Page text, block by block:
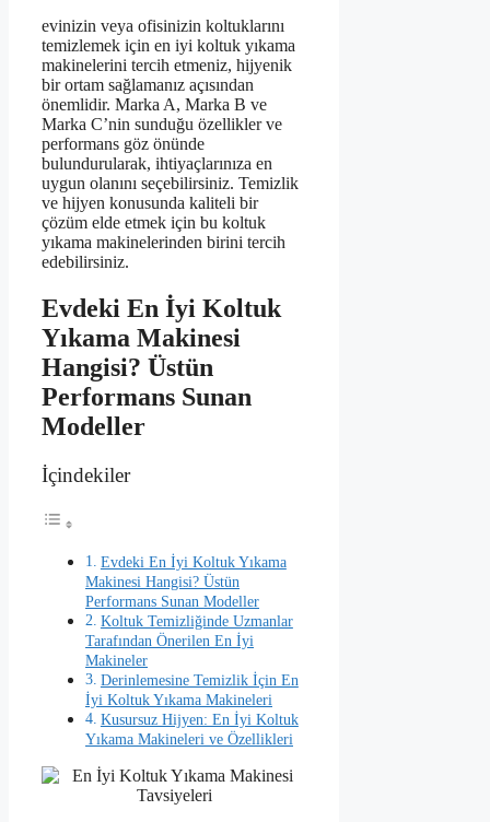
evinizin veya ofisinizin koltuklarını
temizlemek için en iyi koltuk yıkama
makinelerini tercih etmeniz, hijyenik
bir ortam sağlamanız açısından
önemlidir. Marka A, Marka B ve
Marka C’nin sunduğu özellikler ve
performans göz önünde
bulundurularak, ihtiyaçlarınıza en
uygun olanını seçebilirsiniz. Temizlik
ve hijyen konusunda kaliteli bir
çözüm elde etmek için bu koltuk
yıkama makinelerinden birini tercih
edebilirsiniz.
Evdeki En İyi Koltuk
Yıkama Makinesi
Hangisi? Üstün
Performans Sunan
Modeller
İçindekiler
Evdeki En İyi Koltuk Yıkama
Makinesi Hangisi? Üstün
Performans Sunan Modeller
Koltuk Temizliğinde Uzmanlar
Tarafından Önerilen En İyi
Makineler
Derinlemesine Temizlik İçin En
İyi Koltuk Yıkama Makineleri
Kusursuz Hijyen: En İyi Koltuk
Yıkama Makineleri ve Özellikleri